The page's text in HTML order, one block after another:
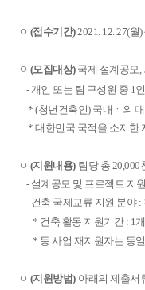
ㅇ (접수기간)2021. 12. 27(월
ㅇ (모집대상) 국제 설계공모,
-개인 또는 팀 구성원 중 1
* (청년건축인) 국내 ㆍ 외
* 대한민국 국적을 소지한
ㅇ (지원내용) 팀당 총 20,000
- 설계공모 및 프로젝트 지
- 건축 국제교류 지원 분야 :
* 건축 활동 지원기간 : 1
* 동 사업 재지원자는 동
ㅇ (지원방법) 아래의 제출서